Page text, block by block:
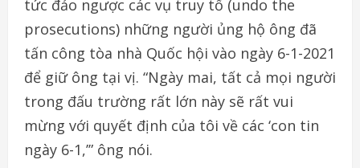
tức đảo ngược các vụ truy tố (undo the
prosecutions) những người ủng hộ ông đã
tấn công tòa nhà Quốc hội vào ngày 6-1-2021
để giữ ông tại vị. “Ngày mai, tất cả mọi người
trong đấu trường rất lớn này sẽ rất vui
mừng với quyết định của tôi về các ‘con tin
ngày 6-1,’” ông nói.